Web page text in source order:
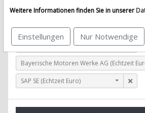
Match Group Inc. (Echtzeit USD)
Airbus SE (Echtzeit Euro)
Allianz SE (Echtzeit Euro)
Bayerische Motoren Werke AG (Echtzeit
SAP SE (Echtzeit Euro)
Weitere Informationen finden Sie in unserer
Einstellungen Nur Notwendige